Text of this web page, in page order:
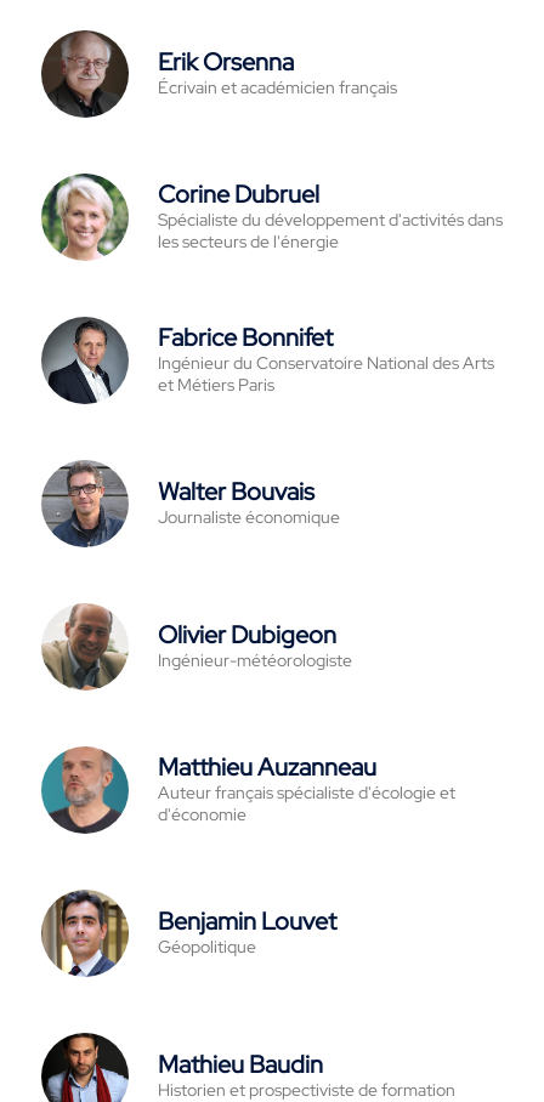
Erik Orsenna
Écrivain et académicien français
Corine Dubruel
Spécialiste du développement d'activités dans
les secteurs de l'énergie
Fabrice Bonnifet
Ingénieur du Conservatoire National des Arts
et Métiers Paris
Walter Bouvais
Journaliste économique
Olivier Dubigeon
Ingénieur-météorologiste
Matthieu Auzanneau
Auteur français spécialiste d'écologie et
d'économie
Benjamin Louvet
Géopolitique
Mathieu Baudin
Historien et prospectiviste de formation